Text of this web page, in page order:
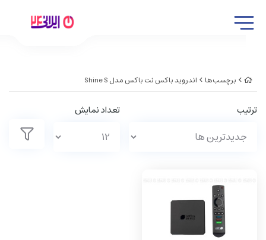
برچسب‌ها اندروید باکس نت باکس مدل Shine S
ترتیب تعداد نمایش